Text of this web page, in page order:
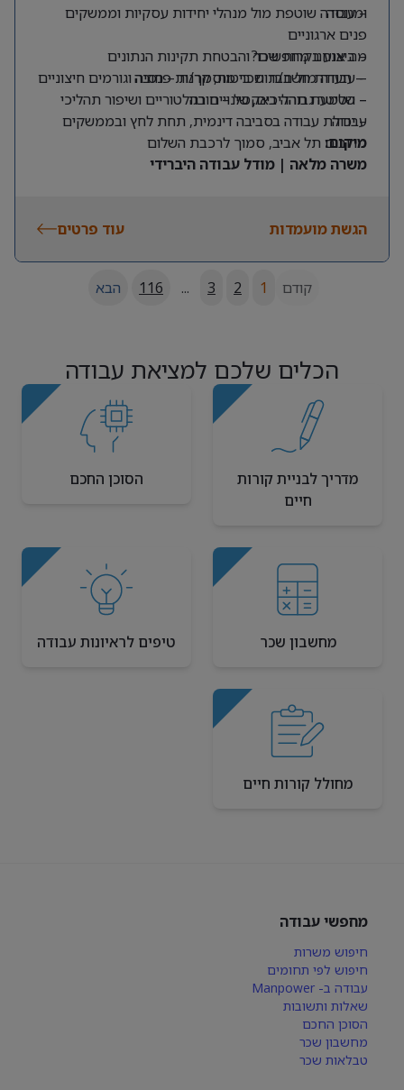
ומנוסה
– עבודה שוטפת מול מנהלי יחידות עסקיות וממשקים
פנים ארגוניים
– ביצוע בקרות שכר והבטחת תקינות הנתונים
– עבודה מול חברות ביטוח, קרנות פנסיה וגורמים חיצוניים
– הטמעת תהליכים, שינויים רגולטוריים ושיפור תהליכי
עבודה
מה אנחנו מחפשים?
– תעודת חשב/ת שכר מוסמך/ת – חובה
– שליטה גבוהה באקסל – חובה
– יכולת עבודה בסביבה דינמית, תחת לחץ ובממשקים
מרובים
מיקום: תל אביב, סמוך לרכבת השלום
משרה מלאה | מודל עבודה היברידי
הגשת מועמדות עוד פרטים
קודם 1
2
3
...
116 הבא
הכלים שלכם למציאת עבודה
מדריך לבניית קורות
חיים
הסוכן החכם
מחשבון שכר טיפים לראיונות עבודה
מחולל קורות חיים
מחפשי עבודה
חיפוש משרות
חיפוש לפי תחומים
עבודה ב- Manpower
שאלות ותשובות
הסוכן החכם
מחשבון שכר
טבלאות שכר